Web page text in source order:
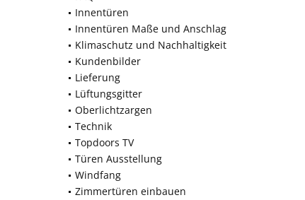
Innentüren
Innentüren Maße und Anschlag
Klimaschutz und Nachhaltigkeit
Kundenbilder
Lieferung
Lüftungsgitter
Oberlichtzargen
Technik
Topdoors TV
Türen Ausstellung
Windfang
Zimmertüren einbauen